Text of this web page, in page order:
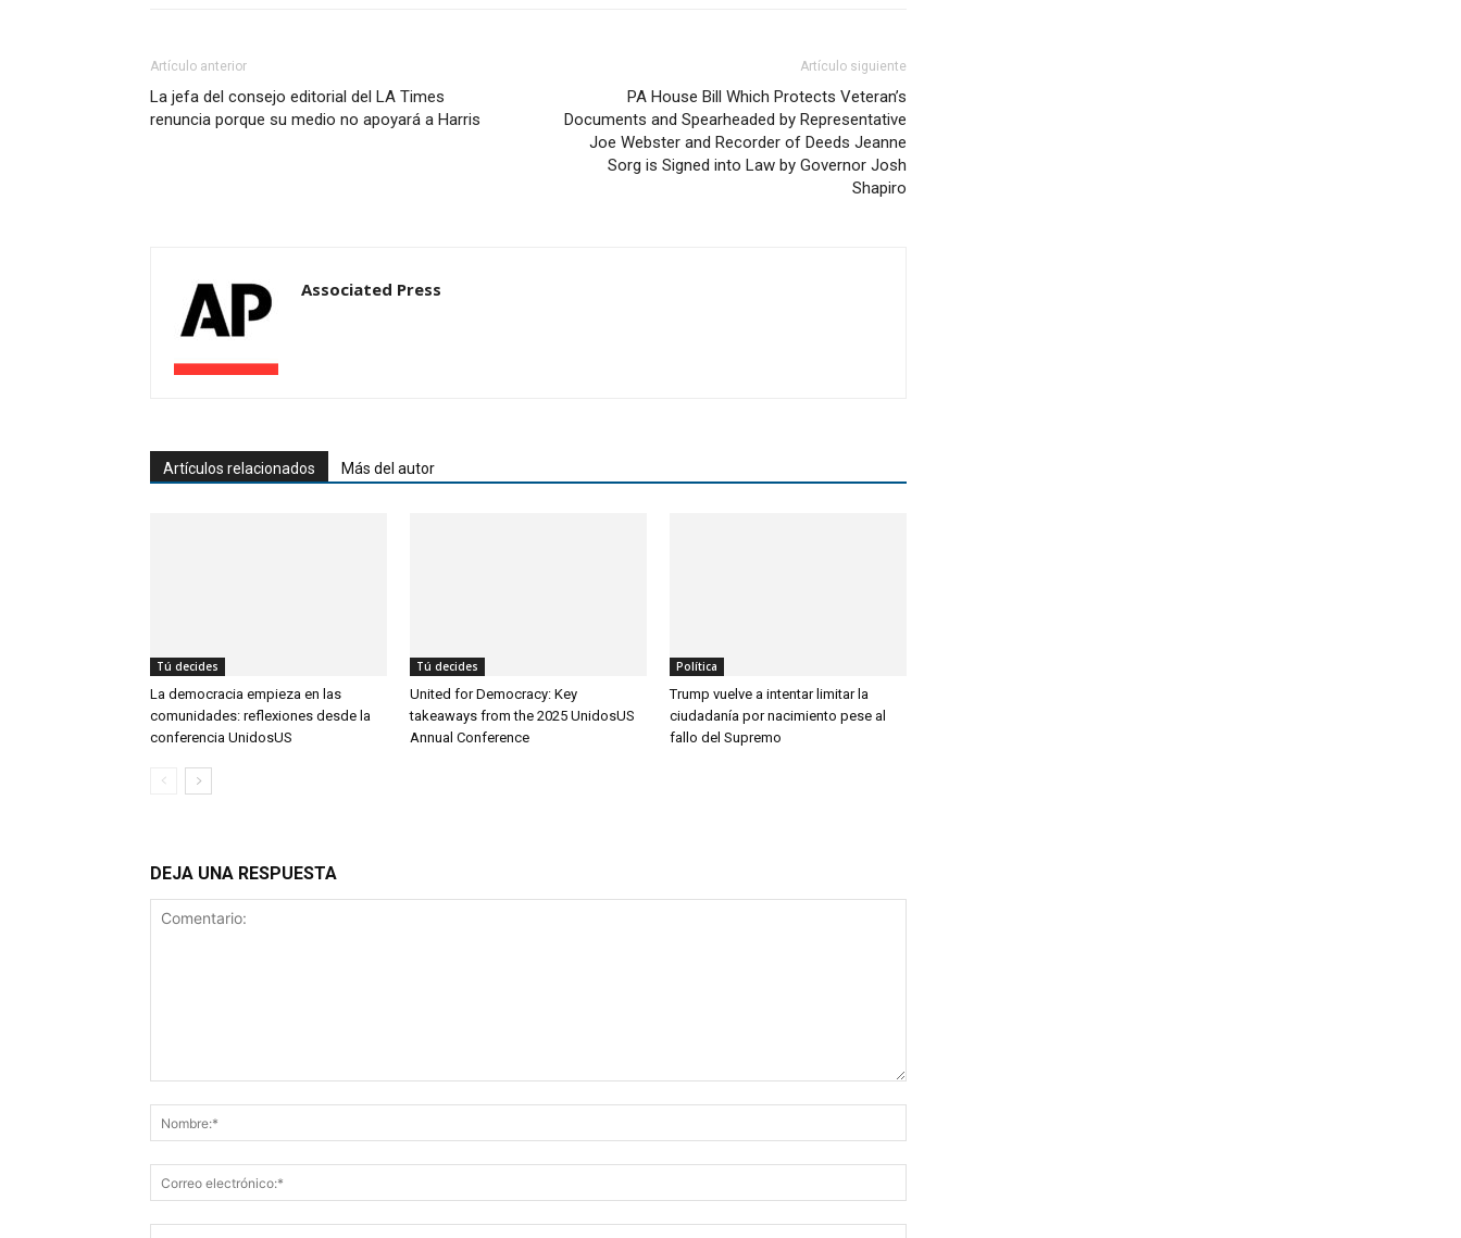
Artículo anterior
La jefa del consejo editorial del LA Times
renuncia porque su medio no apoyará a Harris
Artículo siguiente
PA House Bill Which Protects Veteran’s
Documents and Spearheaded by Representative
Joe Webster and Recorder of Deeds Jeanne
Sorg is Signed into Law by Governor Josh
Shapiro
Associated Press
Artículos relacionados Más del autor
Tú decides
La democracia empieza en las
comunidades: reflexiones desde la
conferencia UnidosUS
Tú decides
United for Democracy: Key
takeaways from the 2025 UnidosUS
Annual Conference
Política
Trump vuelve a intentar limitar la
ciudadanía por nacimiento pese al
fallo del Supremo
DEJA UNA RESPUESTA